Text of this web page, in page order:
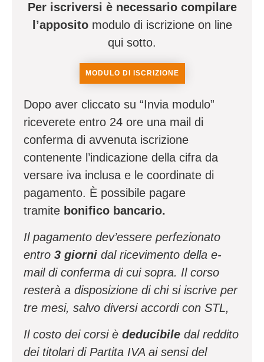
Per iscriversi è necessario compilare
l’appositomodulo di iscrizione on line
qui sotto.
MODULO DI ISCRIZIONE
Dopo aver cliccato su “Invia modulo”
riceverete entro 24 ore una mail di
conferma di avvenuta iscrizione
contenente l’indicazione della cifra da
versare iva inclusa e le coordinate di
pagamento. È possibile pagare
tramite bonifico bancario.
Il pagamento dev’essere perfezionato
entro 3 giorni dal ricevimento della e-
mail di conferma di cui sopra. Il corso
resterà a disposizione di chi si iscrive per
tre mesi, salvo diversi accordi con STL,
Il costo dei corsi è deducibile dal reddito
dei titolari di Partita IVA ai sensi del